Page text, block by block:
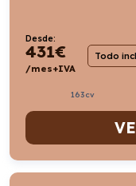
Desde:
431€
/mes+IVA
Todo
163cv